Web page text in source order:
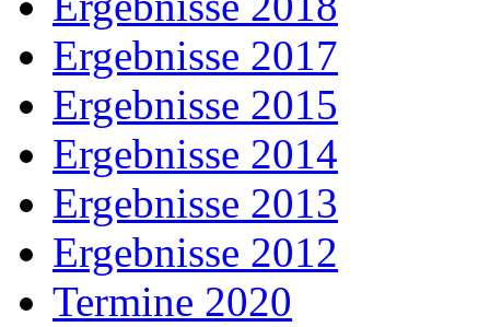
Ergebnisse 2017
Ergebnisse 2015
Ergebnisse 2014
Ergebnisse 2013
Ergebnisse 2012
Termine 2020